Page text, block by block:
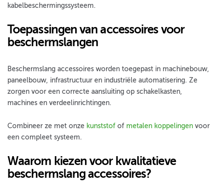
kabelbeschermingssysteem.
Toepassingen van accessoires voor
beschermslangen
Beschermslang accessoires worden toegepast in machinebouw,
paneelbouw, infrastructuur en industriële automatisering. Ze
zorgen voor een correcte aansluiting op schakelkasten,
machines en verdeelinrichtingen.
Combineer ze met onze kunststof of metalen koppelingen voor
een compleet systeem.
Waarom kiezen voor kwalitatieve
beschermslang accessoires?